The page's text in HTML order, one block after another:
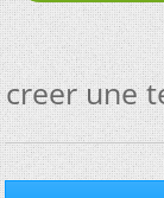
creer une